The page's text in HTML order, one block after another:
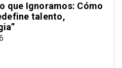
que Ignoramos: Cómo
talento,